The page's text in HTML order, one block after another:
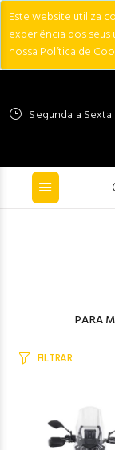
Este website utiliza
experiência dos
nossa Política de
Segunda a Sexta
PARA
FILTRAR